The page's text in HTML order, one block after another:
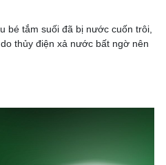
bé tắm suối đã bị nước cuốn trôi,
thủy điện xả nước bất ngờ nên